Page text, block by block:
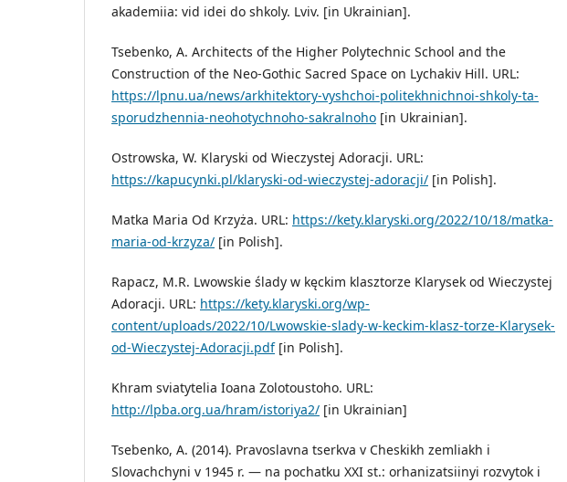
akademiia: vid idei do shkoly. Lviv. [in Ukrainian].
Tsebenko, A. Architects of the Higher Polytechnic School and the
Construction of the Neo-Gothic Sacred Space on Lychakiv Hill. URL:
https://lpnu.ua/news/arkhitektory-vyshchoi-politekhnichnoi-shkoly-ta-
sporudzhennia-neohotychnoho-sakralnoho [in Ukrainian].
Ostrowska, W. Klaryski od Wieczystej Adoracji. URL:
https://kapucynki.pl/klaryski-od-wieczystej-adoracji/ [in Polish].
Matka Maria Od Krzyża. URL: https://kety.klaryski.org/2022/10/18/matka-
maria-od-krzyza/ [in Polish].
Rapacz, M.R. Lwowskie ślady w kęckim klasztorze Klarysek od Wieczystej
Adoracji. URL: https://kety.klaryski.org/wp-
content/uploads/2022/10/Lwowskie-slady-w-keckim-klasz-torze-Klarysek-
od-Wieczystej-Adoracji.pdf[in Polish].
Khram sviatytelia Ioana Zolotoustoho. URL:
http://lpba.org.ua/hram/istoriya2/ [in Ukrainian]
Tsebenko, A. (2014). Pravoslavna tserkva v Cheskikh zemliakh i
Slovachchyni v 1945 r. — na pochatku XXI st.: orhanizatsiinyi rozvytok i